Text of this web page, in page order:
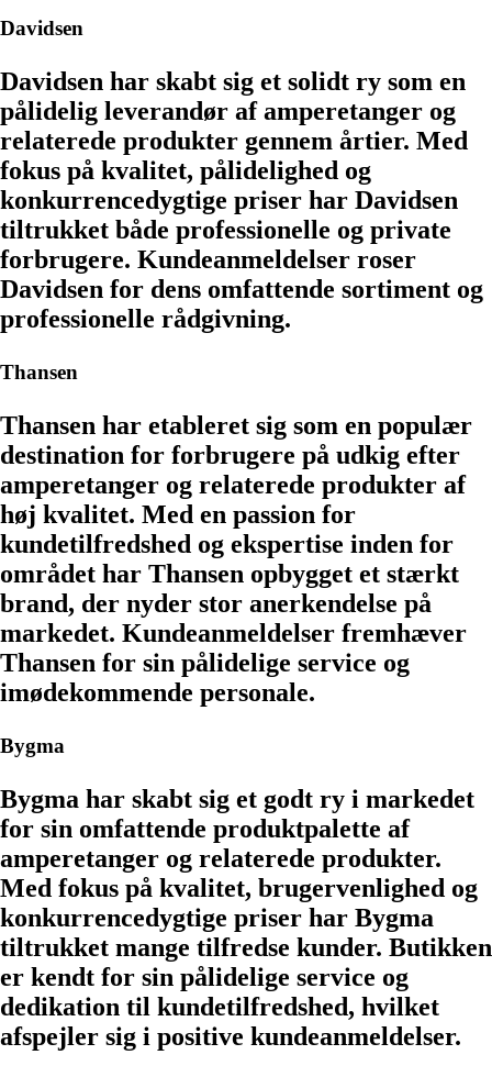
Davidsen
Davidsen har skabt sig et solidt ry som en
pålidelig leverandør af amperetanger og
relaterede produkter gennem årtier. Med
fokus på kvalitet, pålidelighed og
konkurrencedygtige priser har Davidsen
tiltrukket både professionelle og private
forbrugere. Kundeanmeldelser roser
Davidsen for dens omfattende sortiment og
professionelle rådgivning.
Thansen
Thansen har etableret sig som en populær
destination for forbrugere på udkig efter
amperetanger og relaterede produkter af
høj kvalitet. Med en passion for
kundetilfredshed og ekspertise inden for
området har Thansen opbygget et stærkt
brand, der nyder stor anerkendelse på
markedet. Kundeanmeldelser fremhæver
Thansen for sin pålidelige service og
imødekommende personale.
Bygma
Bygma har skabt sig et godt ry i markedet
for sin omfattende produktpalette af
amperetanger og relaterede produkter.
Med fokus på kvalitet, brugervenlighed og
konkurrencedygtige priser har Bygma
tiltrukket mange tilfredse kunder. Butikken
er kendt for sin pålidelige service og
dedikation til kundetilfredshed, hvilket
afspejler sig i positive kundeanmeldelser.